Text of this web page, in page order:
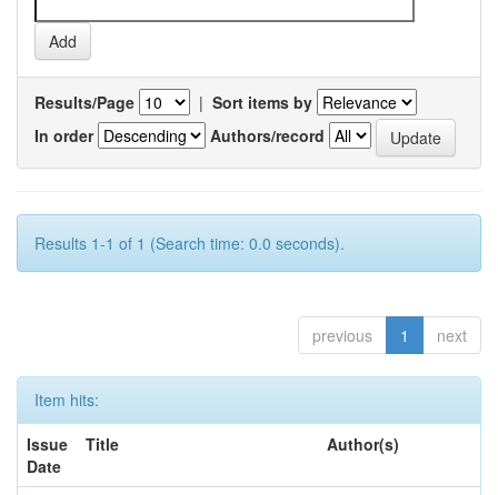
Results/Page | Sort items by
In order
Authors/record
Results 1-1 of 1 (Search time: 0.0 seconds).
previous 1 next
Item hits:
Issue
Date
Title Author(s)